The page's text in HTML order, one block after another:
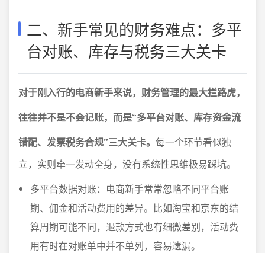
二、新手常见的财务难点：多平
台对账、库存与税务三大关卡
对于刚入行的电商新手来说，财务管理的最大拦路虎，
往往并不是不会记账，而是“多平台对账、库存资金流
错配、发票税务合规”三大关卡。 每一个环节看似独
立，实则牵一发动全身，没有系统性思维极易踩坑。
多平台数据对账：电商新手常常忽略不同平台账
期、佣金和活动费用的差异。比如淘宝和京东的结
算周期可能不同，退款方式也有细微差别，活动费
用有时在对账单中并不单列，容易遗漏。